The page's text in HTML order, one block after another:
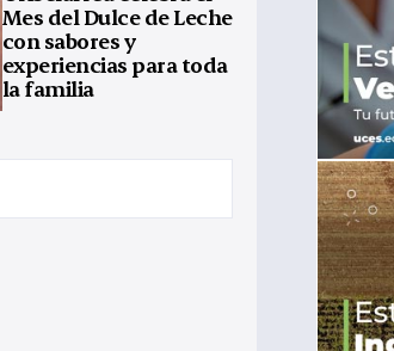
Mes del Dulce de Leche
con sabores y
experiencias para toda
la familia